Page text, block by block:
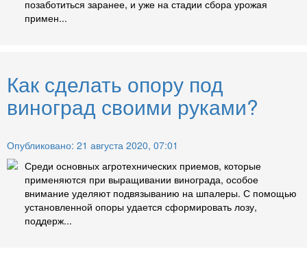
позаботиться заранее, и уже на стадии сбора урожая
примен...
Как сделать опору под
виноград своими руками?
Опубликовано: 21 августа 2020, 07:01
Среди основных агротехнических приемов, которые
применяются при выращивании винограда, особое
внимание уделяют подвязыванию на шпалеры. С помощью
установленной опоры удается сформировать лозу,
поддерж...